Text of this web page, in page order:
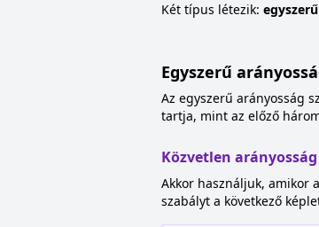
Két típus létezik:
Egyszerű
Az egyszerű arányosság
tartja, mint az előző
Közvetlen
Akkor használjuk, amikor
szabályt a következő